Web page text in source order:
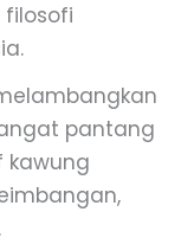
pantang
kawung